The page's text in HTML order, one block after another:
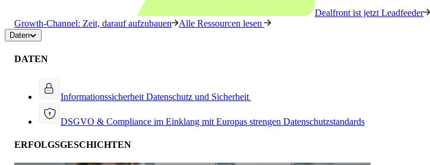
Dealfront ist jetzt Leadfeeder
Growth-Channel: Zeit, darauf aufzubauen
Alle Ressourcen lesen
Daten
DATEN
Informationssicherheit Datenschutz und Sicherheit
DSGVO & Compliance im Einklang mit Europas strengen Datenschutzstandards
ERFOLGSGESCHICHTEN